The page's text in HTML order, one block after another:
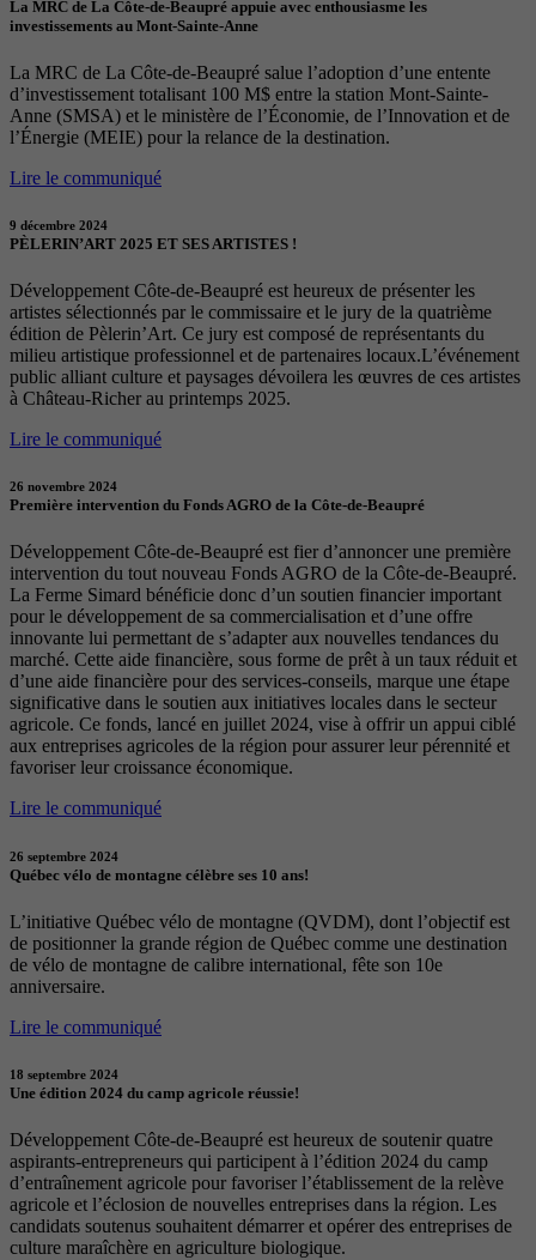
La MRC de La Côte-de-Beaupré appuie avec enthousiasme les
investissements au Mont-Sainte-Anne
La MRC de La Côte-de-Beaupré salue l’adoption d’une entente
d’investissement totalisant 100 M$ entre la station Mont-Sainte-
Anne (SMSA) et le ministère de l’Économie, de l’Innovation et de
l’Énergie (MEIE) pour la relance de la destination.
Lire le communiqué
9 décembre 2024
PÈLERIN’ART 2025 ET SES ARTISTES !
Développement Côte-de-Beaupré est heureux de présenter les
artistes sélectionnés par le commissaire et le jury de la quatrième
édition de Pèlerin’Art. Ce jury est composé de représentants du
milieu artistique professionnel et de partenaires locaux.L’événement
public alliant culture et paysages dévoilera les œuvres de ces artistes
à Château-Richer au printemps 2025.
Lire le communiqué
26 novembre 2024
Première intervention du Fonds AGRO de la Côte-de-Beaupré
Développement Côte-de-Beaupré est fier d’annoncer une première
intervention du tout nouveau Fonds AGRO de la Côte-de-Beaupré.
La Ferme Simard bénéficie donc d’un soutien financier important
pour le développement de sa commercialisation et d’une offre
innovante lui permettant de s’adapter aux nouvelles tendances du
marché. Cette aide financière, sous forme de prêt à un taux réduit et
d’une aide financière pour des services-conseils, marque une étape
significative dans le soutien aux initiatives locales dans le secteur
agricole. Ce fonds, lancé en juillet 2024, vise à offrir un appui ciblé
aux entreprises agricoles de la région pour assurer leur pérennité et
favoriser leur croissance économique.
Lire le communiqué
26 septembre 2024
Québec vélo de montagne célèbre ses 10 ans!
L’initiative Québec vélo de montagne (QVDM), dont l’objectif est
de positionner la grande région de Québec comme une destination
de vélo de montagne de calibre international, fête son 10e
anniversaire.
Lire le communiqué
18 septembre 2024
Une édition 2024 du camp agricole réussie!
Développement Côte-de-Beaupré est heureux de soutenir quatre
aspirants-entrepreneurs qui participent à l’édition 2024 du camp
d’entraînement agricole pour favoriser l’établissement de la relève
agricole et l’éclosion de nouvelles entreprises dans la région. Les
candidats soutenus souhaitent démarrer et opérer des entreprises de
culture maraîchère en agriculture biologique.